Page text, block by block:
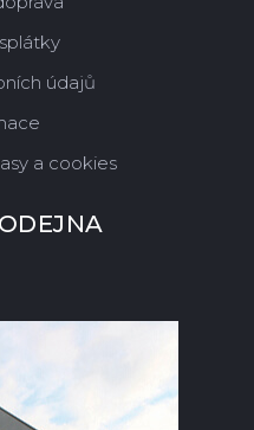
údajů
a cookies